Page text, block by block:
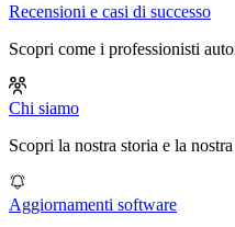
Recensioni e casi di successo
Scopri come i professionisti
Chi siamo
Scopri la nostra storia e la
Aggiornamenti software